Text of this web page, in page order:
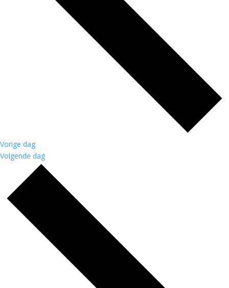
Vorige dag
Volgende dag